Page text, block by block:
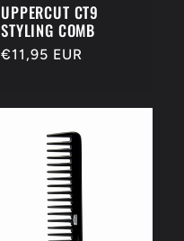
UPPERCUT CT9
STYLING COMB
Redovna
€11,95 EUR